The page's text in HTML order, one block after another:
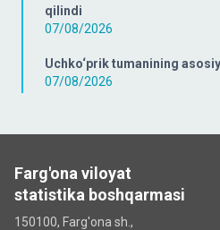
qilindi
07/08/2026
Uchko‘prik tumanining
07/08/2026
Farg'ona viloyat
statistika boshqarmasi
150100, Farg'ona sh.,